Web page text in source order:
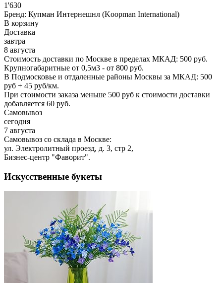
1'630
Бренд: Купман Интернешнл (Koopman International)
В корзину
Доставка
завтра
8 августа
Стоимость доставки по Москве в пределах МКАД: 500 руб.
Крупногабаритные от 0,5м3 - от 800 руб.
В Подмосковье и отдаленные районы Москвы за МКАД: 500
руб + 45 руб/км.
При стоимости заказа меньше 500 руб к стоимости доставки
добавляется 60 руб.
Самовывоз
сегодня
7 августа
Самовывоз со склада в Москве:
ул. Электролитный проезд, д. 3, стр 2,
Бизнес-центр "Фаворит".
Искусственные букеты